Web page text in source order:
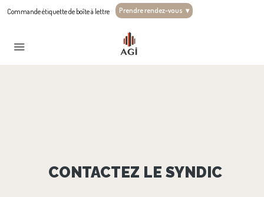
Commande étiquette de boîte à lettre Prendre rendez-vous ▾
CONTACTEZ LE SYNDIC